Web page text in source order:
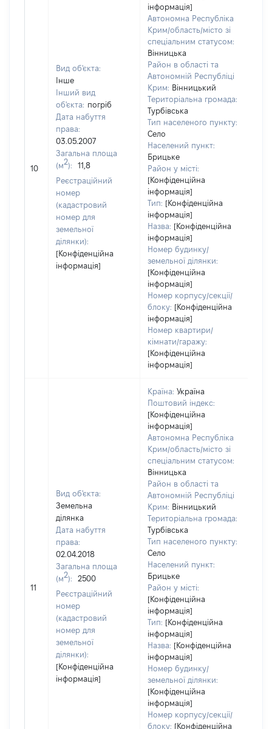
10
Вид об'єкта:
Інше
Інший вид
об'єкта: погріб
Дата набуття
права:
03.05.2007
Загальна площа
(м2):
11,8
Реєстраційний
номер
(кадастровий
номер для
земельної
ділянки):
[Конфіденційна
інформація]
інформація]
Автономна Республіка
Крим/область/місто зі
спеціальним статусом:
Вінницька
Район в області та
Автономній Республіці
Крим: Вінницький
Територіальна громада:
Турбівська
Тип населеного пункту:
Село
Населений пункт:
Брицьке
Район у місті:
[Конфіденційна
інформація]
Тип: [Конфіденційна
інформація]
Назва: [Конфіденційна
інформація]
Номер будинку/
земельної ділянки:
[Конфіденційна
інформація]
Номер корпусу/секції/
блоку: [Конфіденційна
інформація]
Номер квартири/
кімнати/гаражу:
[Конфіденційна
інформація]
11
Вид об'єкта:
Земельна
ділянка
Дата набуття
права:
02.04.2018
Загальна площа
(м2):
2500
Реєстраційний
номер
(кадастровий
номер для
земельної
ділянки):
[Конфіденційна
інформація]
Країна: Україна
Поштовий індекс:
[Конфіденційна
інформація]
Автономна Республіка
Крим/область/місто зі
спеціальним статусом:
Вінницька
Район в області та
Автономній Республіці
Крим: Вінницький
Територіальна громада:
Турбівська
Тип населеного пункту:
Село
Населений пункт:
Брицьке
Район у місті:
[Конфіденційна
інформація]
Тип: [Конфіденційна
інформація]
Назва: [Конфіденційна
інформація]
Номер будинку/
земельної ділянки:
[Конфіденційна
інформація]
Номер корпусу/секції/
блоку: [Конфіденційна